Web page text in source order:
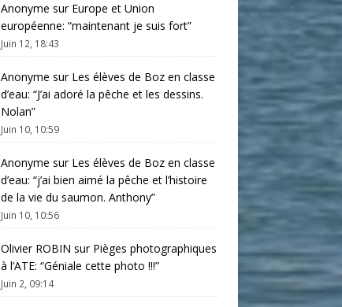
Anonyme sur Europe et Union
européenne: “maintenant je suis fort”
Juin 12, 18:43
Anonyme sur Les élèves de Boz en classe
d’eau: “J’ai adoré la pêche et les dessins.
Nolan”
Juin 10, 10:59
Anonyme sur Les élèves de Boz en classe
d’eau: “j’ai bien aimé la pêche et l’histoire
de la vie du saumon. Anthony”
Juin 10, 10:56
Olivier ROBIN sur Pièges photographiques
à l’ATE: “Géniale cette photo !!!”
Juin 2, 09:14